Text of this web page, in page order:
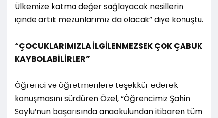
Ülkemize katma değer sağlayacak nesillerin
içinde artık mezunlarımız da olacak” diye konuştu.
“ÇOCUKLARIMIZLA İLGİLENMEZSEK ÇOK ÇABUK
KAYBOLABİLİRLER”
Öğrenci ve öğretmenlere teşekkür ederek
konuşmasını sürdüren Özel, “Öğrencimiz Şahin
Soylu’nun başarısında anaokulundan itibaren tüm